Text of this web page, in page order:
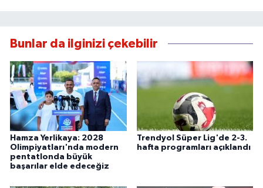
Bunlar da ilginizi çekebilir
Hamza Yerlikaya: 2028
Olimpiyatları'nda modern
pentatlonda büyük
başarılar elde edeceğiz
Trendyol Süper Lig'de 2-3.
hafta programları açıklandı